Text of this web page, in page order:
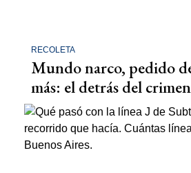
RECOLETA
Mundo narco, pedido
más: el detrás del